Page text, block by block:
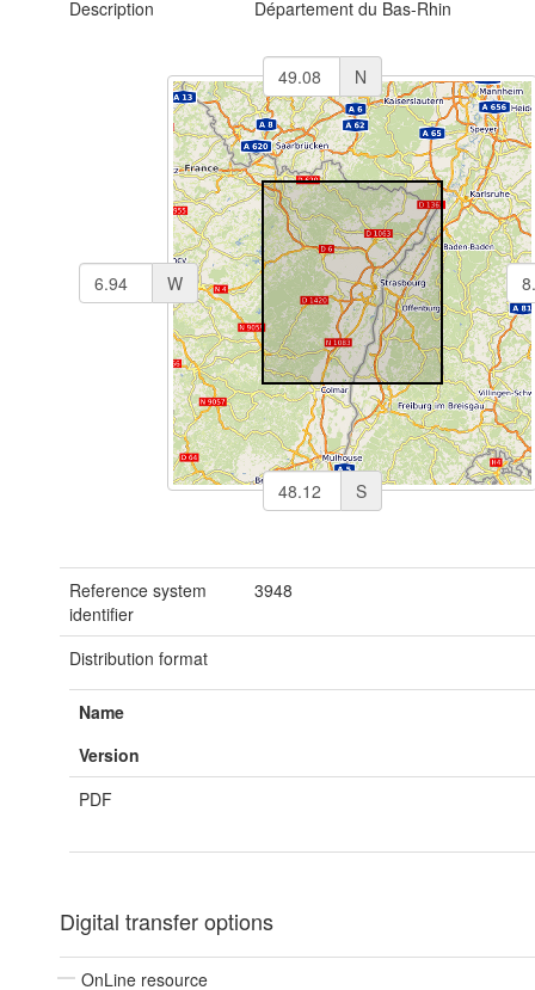
Description
Département du Bas-Rhin
N
S
W
Reference system
identifier
3948
Distribution format
Name
Version
PDF
Digital transfer options
OnLine resource